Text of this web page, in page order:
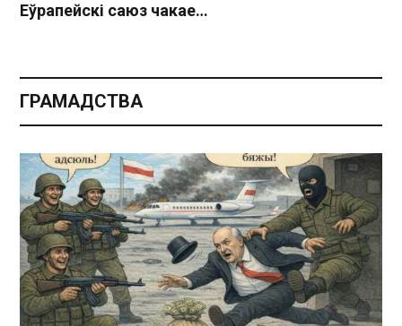
Еўрапейскі cаюз чакае…
ГРАМАДСТВА